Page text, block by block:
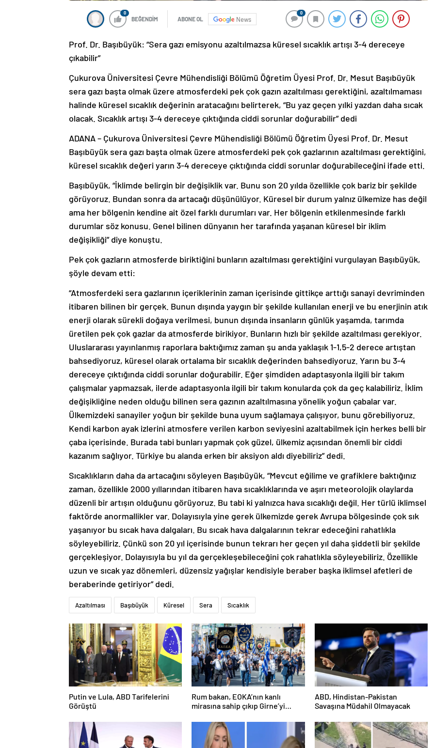
0
BEĞENDİM ABONE OL News
0
Prof. Dr. Başıbüyük: “Sera gazı emisyonu azaltılmazsa küresel sıcaklık artışı 3-4 dereceye
çıkabilir”
Çukurova Üniversitesi Çevre Mühendisliği Bölümü Öğretim Üyesi Prof. Dr. Mesut Başıbüyük
sera gazı başta olmak üzere atmosferdeki pek çok gazın azaltılması gerektiğini, azaltılmaması
halinde küresel sıcaklık değerinin aratacağını belirterek, “Bu yaz geçen yılki yazdan daha sıcak
olacak. Sıcaklık artışı 3-4 dereceye çıktığında ciddi sorunlar doğurabilir” dedi
ADANA – Çukurova Üniversitesi Çevre Mühendisliği Bölümü Öğretim Üyesi Prof. Dr. Mesut
Başıbüyük sera gazı başta olmak üzere atmosferdeki pek çok gazlarının azaltılması gerektiğini,
küresel sıcaklık değeri yarın 3-4 dereceye çıktığında ciddi sorunlar doğurabileceğini ifade etti.
Başıbüyük, “İklimde belirgin bir değişiklik var. Bunu son 20 yılda özellikle çok bariz bir şekilde
görüyoruz. Bundan sonra da artacağı düşünülüyor. Küresel bir durum yalnız ülkemize has değil
ama her bölgenin kendine ait özel farklı durumları var. Her bölgenin etkilenmesinde farklı
durumlar söz konusu. Genel bilinen dünyanın her tarafında yaşanan küresel bir iklim
değişikliği” diye konuştu.
Pek çok gazların atmosferde biriktiğini bunların azaltılması gerektiğini vurgulayan Başıbüyük,
şöyle devam etti:
“Atmosferdeki sera gazlarının içeriklerinin zaman içerisinde gittikçe arttığı sanayi devriminden
itibaren bilinen bir gerçek. Bunun dışında yaygın bir şekilde kullanılan enerji ve bu enerjinin atık
enerji olarak sürekli doğaya verilmesi, bunun dışında insanların günlük yaşamda, tarımda
üretilen pek çok gazlar da atmosferde birikiyor. Bunların hızlı bir şekilde azaltılması gerekiyor.
Uluslararası yayınlanmış raporlara baktığımız zaman şu anda yaklaşık 1-1,5-2 derece artıştan
bahsediyoruz, küresel olarak ortalama bir sıcaklık değerinden bahsediyoruz. Yarın bu 3-4
dereceye çıktığında ciddi sorunlar doğurabilir. Eğer şimdiden adaptasyonla ilgili bir takım
çalışmalar yapmazsak, ilerde adaptasyonla ilgili bir takım konularda çok da geç kalabiliriz. İklim
değişikliğine neden olduğu bilinen sera gazının azaltılmasına yönelik yoğun çabalar var.
Ülkemizdeki sanayiler yoğun bir şekilde buna uyum sağlamaya çalışıyor, bunu görebiliyoruz.
Kendi karbon ayak izlerini atmosfere verilen karbon seviyesini azaltabilmek için herkes belli bir
çaba içerisinde. Burada tabi bunları yapmak çok güzel, ülkemiz açısından önemli bir ciddi
kazanım sağlıyor. Türkiye bu alanda erken bir aksiyon aldı diyebiliriz” dedi.
Sıcaklıkların daha da artacağını söyleyen Başıbüyük, “Mevcut eğilime ve grafiklere baktığınız
zaman, özellikle 2000 yıllarından itibaren hava sıcaklıklarında ve aşırı meteorolojik olaylarda
düzenli bir artışın olduğunu görüyoruz. Bu tabi ki yalnızca hava sıcaklığı değil. Her türlü iklimsel
faktörde anormallikler var. Dolayısıyla yine gerek ülkemizde gerek Avrupa bölgesinde çok sık
yaşanıyor bu sıcak hava dalgaları. Bu sıcak hava dalgalarının tekrar edeceğini rahatlıkla
söyleyebiliriz. Çünkü son 20 yıl içerisinde bunun tekrarı her geçen yıl daha şiddetli bir şekilde
gerçekleşiyor. Dolayısıyla bu yıl da gerçekleşebileceğini çok rahatlıkla söyleyebiliriz. Özellikle
uzun ve sıcak yaz dönemleri, düzensiz yağışlar kendisiyle beraber başka iklimsel afetleri de
beraberinde getiriyor” dedi.
Azaltılması Başıbüyük Küresel Sera Sıcaklık
Putin ve Lula, ABD Tarifelerini
Görüştü
Rum bakan, EOKA’nın kanlı
mirasına sahip çıkıp Girne’yi
ABD, Hindistan-Pakistan
Savaşına Müdahil Olmayacak